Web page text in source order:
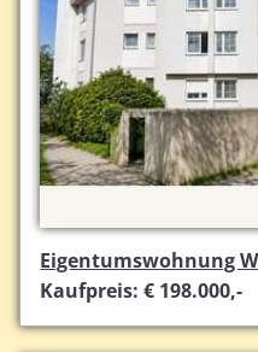
Eigentumswohnung
Kaufpreis: € 198.000,-